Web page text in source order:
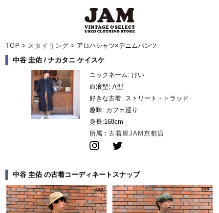
TOP > スタイリング > アロハシャツ×デニムパンツ
中谷 圭佑 / ナカタニ ケイスケ
ニックネーム: けい
血液型: A型
好きな古着: ストリート・トラッド
趣味: カフェ巡り
身長:168cm
所属： 古着屋JAM京都店
中谷 圭佑 の古着コーディネートスナップ